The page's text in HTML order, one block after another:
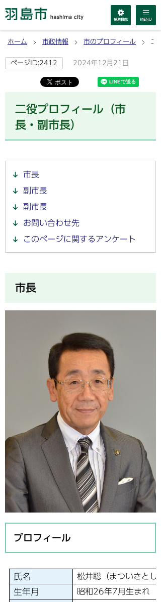
ホーム 市政情報 市のプロフィール 二
ページID:2412 2024年12月21日
二役プロフィール（市
長・副市長）
市長
副市長
副市長
お問い合わせ先
このページに関するアンケート
市長
プロフィール
氏名 松井聡（まついさとし）
生年月 昭和26年7月生まれ